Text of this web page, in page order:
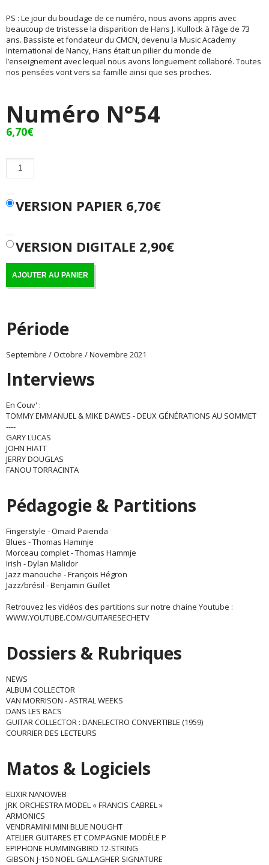
PS : Le jour du bouclage de ce numéro, nous avons appris avec
beaucoup de tristesse la disparition de Hans J. Kullock à l’âge de 73
ans. Bassiste et fondateur du CMCN, devenu la Music Academy
International de Nancy, Hans était un pilier du monde de
l’enseignement avec lequel nous avons longuement collaboré. Toutes
nos pensées vont vers sa famille ainsi que ses proches.
Numéro N°54
6,70€
quantité
VERSION PAPIER 6,70€
VERSION DIGITALE 2,90€
AJOUTER AU PANIER
Période
Septembre / Octobre / Novembre 2021
Interviews
En Couv' :
TOMMY EMMANUEL & MIKE DAWES - DEUX GÉNÉRATIONS AU SOMMET
----
GARY LUCAS
JOHN HIATT
JERRY DOUGLAS
FANOU TORRACINTA
Pédagogie & Partitions
Fingerstyle - Omaid Paienda
Blues - Thomas Hammje
Morceau complet - Thomas Hammje
Irish - Dylan Malidor
Jazz manouche - François Hégron
Jazz/brésil - Benjamin Guillet
Retrouvez les vidéos des partitions sur notre chaine Youtube :
WWW.YOUTUBE.COM/GUITARESECHETV
Dossiers & Rubriques
NEWS
ALBUM COLLECTOR
VAN MORRISON - ASTRAL WEEKS
DANS LES BACS
GUITAR COLLECTOR : DANELECTRO CONVERTIBLE (1959)
COURRIER DES LECTEURS
Matos & Logiciels
ELIXIR NANOWEB
JRK ORCHESTRA MODEL « FRANCIS CABREL »
ARMONICS
VENDRAMINI MINI BLUE NOUGHT
ATELIER GUITARES ET COMPAGNIE MODÈLE P
EPIPHONE HUMMINGBIRD 12-STRING
GIBSON J-150 NOEL GALLAGHER SIGNATURE